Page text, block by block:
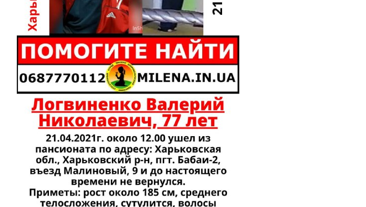
InstagramFacebook
TwitterYoutube